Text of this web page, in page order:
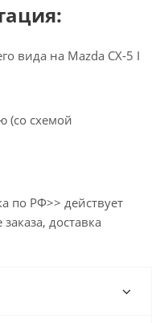
вида на Mazda CX-5 I
(со схемой
по РФ>> действует
доставка